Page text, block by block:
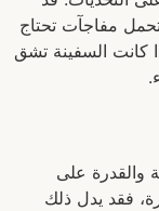
مفاجآت تحتاج
كانت السفينة تشق
والقدرة على
فقد يدل ذلك